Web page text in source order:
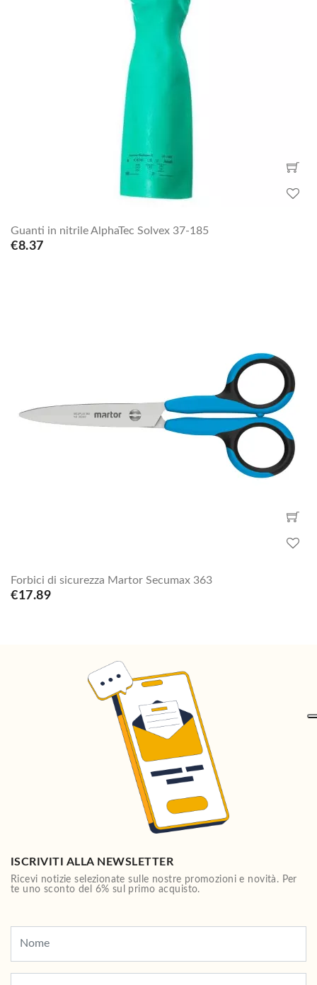
Guanti in nitrile AlphaTec Solvex 37-185
€8.37
Forbici di sicurezza Martor Secumax 363
€17.89
ISCRIVITI ALLA NEWSLETTER
Ricevi notizie selezionate sulle nostre promozioni e novità. Per
te uno sconto del 6% sul primo acquisto.